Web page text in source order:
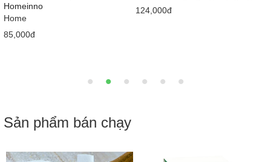
Homeinno
Home
85,000đ
124,000đ
Sản phẩm bán chạy